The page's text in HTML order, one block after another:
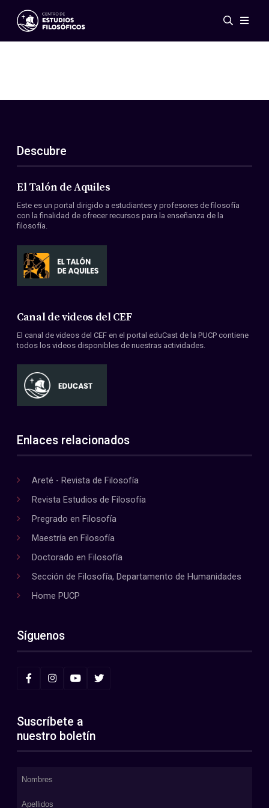
Eventos
ES
EN
Acerca de nosotros
Miembros
Convenios
Descubre
El Talón de Aquiles
Este es un portal dirigido a estudiantes y profesores de filosofía
con la finalidad de ofrecer recursos para la enseñanza de la
filosofía.
Canal de videos del CEF
El canal de videos del CEF en el portal eduCast de la PUCP contiene
todos los videos disponibles de nuestras actividades.
Enlaces relacionados
Areté - Revista de Filosofía
Revista Estudios de Filosofía
Pregrado en Filosofía
Maestría en Filosofía
Doctorado en Filosofía
Sección de Filosofía, Departamento de Humanidades
Home PUCP
Síguenos
Suscríbete a
nuestro boletín